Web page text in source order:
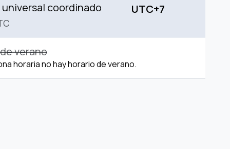
coordinado UTC+7
verano
horaria no hay horario de verano.